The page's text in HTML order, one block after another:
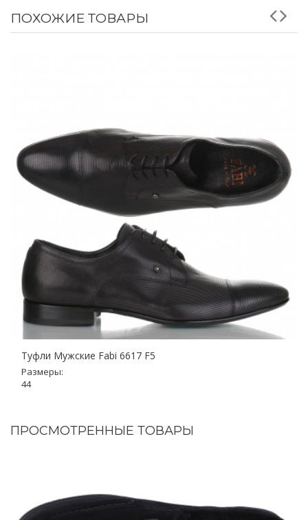
ПОХОЖИЕ ТОВАРЫ
Туфли Мужские Fabi 6617 F5
Размеры:
44
ПРОСМОТРЕННЫЕ ТОВАРЫ